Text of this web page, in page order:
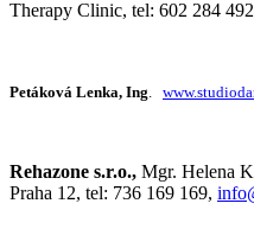
Therapy Clinic, tel: 602 284
Petáková Lenka, Ing
Rehazone s.r.o., Mgr. Helena
Praha 12, tel: 736 169 169,